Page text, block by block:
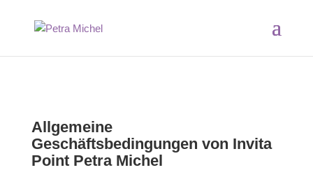
Allgemeine
Geschäftsbedingungen von Invita
Point Petra Michel